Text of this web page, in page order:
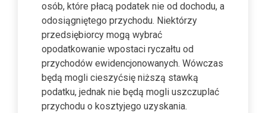
osób, które płacą podatek nie od dochodu, a
odosiągniętego przychodu. Niektórzy
przedsiębiorcy mogą wybrać
opodatkowanie wpostaci ryczałtu od
przychodów ewidencjonowanych. Wówczas
będą mogli cieszyćsię niższą stawką
podatku, jednak nie będą mogli uszczuplać
przychodu o kosztyjego uzyskania.